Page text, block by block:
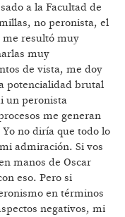
a la Facultad de
no peronista, el
me resultó muy
muy
de vista, me doy
potencialidad brutal
un peronista
me generan
no diría que todo lo
admiración. Si vos
manos de Oscar
eso. Pero si
en términos
negativos, mi